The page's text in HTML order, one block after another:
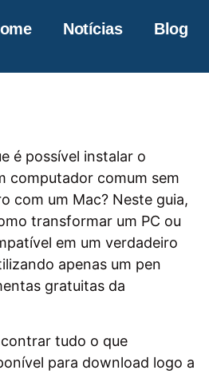
Notícias Blog
é possível instalar o
computador comum sem
com um Mac? Neste guia,
transformar um PC ou
em um verdadeiro
apenas um pen
gratuitas da
tudo o que
para download logo a